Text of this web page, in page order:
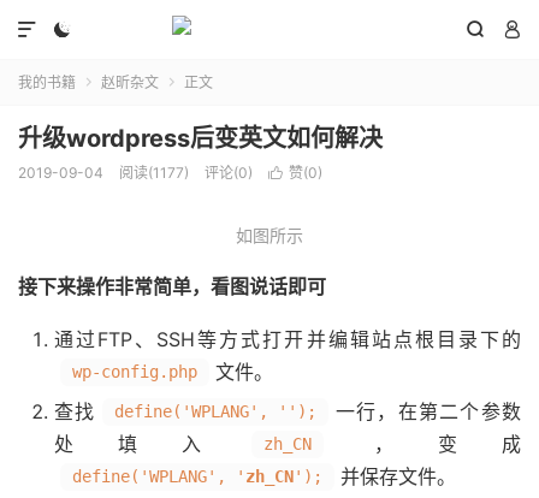
  

我的书籍  赵昕杂文  正文
升级wordpress后变英文如何解决
2019-09-04 阅读(1177) 评论(0)  赞(0)
如图所示
接下来操作非常简单，看图说话即可
通过FTP、SSH等方式打开并编辑站点根目录下的
wp-config.php
文件。
查找
define('WPLANG', '');
一行，在第二个参数
处填入
zh_CN ，变成
define('WPLANG', ' zh_CN'); 并保存文件。